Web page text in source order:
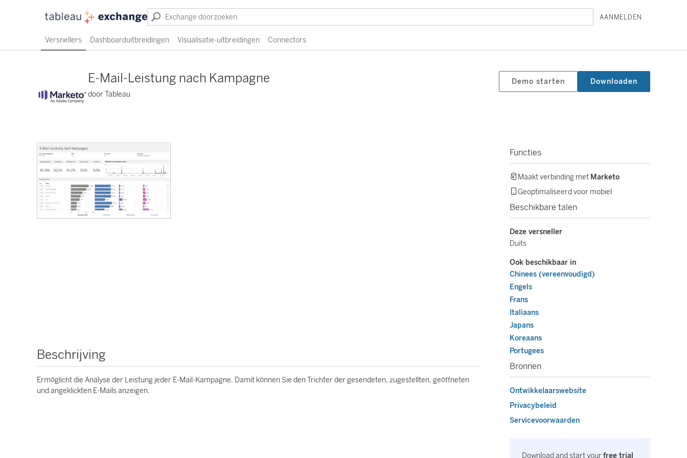
AANMELDEN
Versnellers Dashboarduitbreidingen Visualisatie-uitbreidingen Connectors
E-Mail-Leistung nach Kampagne
door Tableau
Demo starten Downloaden
Beschrijving
Ermöglicht die Analyse der Leistung jeder E-Mail-Kampagne. Damit können Sie den Trichter der gesendeten, zugestellten, geöffneten
und angeklickten E-Mails anzeigen.
Functies
Maakt verbinding met Marketo
Geoptimaliseerd voor mobiel
Beschikbare talen
Deze versneller
Duits
Ook beschikbaar in
Chinees (vereenvoudigd)
Engels
Frans
Italiaans
Japans
Koreaans
Portugees
Bronnen
Ontwikkelaarswebsite
Privacybeleid
Servicevoorwaarden
Download and start yourfree trial